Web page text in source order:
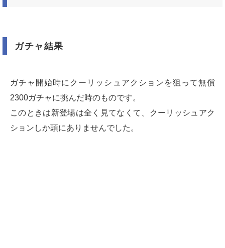
ガチャ結果
ガチャ開始時にクーリッシュアクションを狙って無償
2300ガチャに挑んだ時のものです。
このときは新登場は全く見てなくて、クーリッシュアク
ションしか頭にありませんでした。